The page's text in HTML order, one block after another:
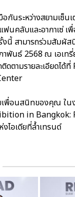
นระหว่างสยามเซ็นเ
นคลับและอากาเซ่
นี้ สามารถร่วมสัมผั
พันธ์ 2568 ณ เอเท
ดตามรายละเอียดได้
เพื่อนสนิทของคุณ ใน
in Bangkok:
ไอเดียที่ล้ำเทรนด์